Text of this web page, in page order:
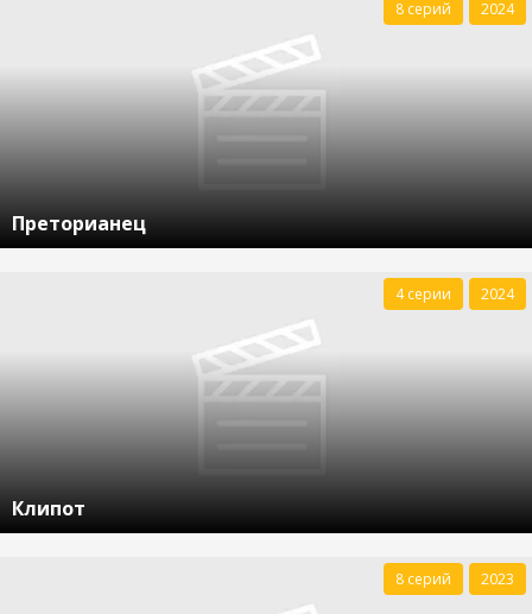
Преторианец
8 серий 2024
Клипот
4 серии 2024
8 серий 2023